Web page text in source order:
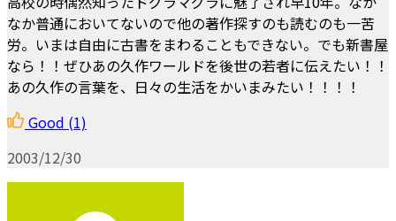
なか普通においてないので他の著作探すのも読むのも一苦
労。いまは自由に古書をまわることもできない。でも新書屋
なら！！ぜひあの久作ワールドを後世の若者に伝えたい！！
あの久作の言葉を、日々の生活をかいまみたい！！！！
Good (1)
2003/12/30